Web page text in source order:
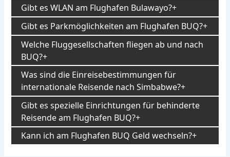
Gibt es WLAN am Flughafen Bulawayo?
Gibt es Parkmöglichkeiten am Flughafen BUQ?
Welche Fluggesellschaften fliegen ab und nach
BUQ?
Was sind die Einreisebestimmungen für
internationale Reisende nach Simbabwe?
Gibt es spezielle Einrichtungen für behinderte
Reisende am Flughafen BUQ?
Kann ich am Flughafen BUQ Geld wechseln?